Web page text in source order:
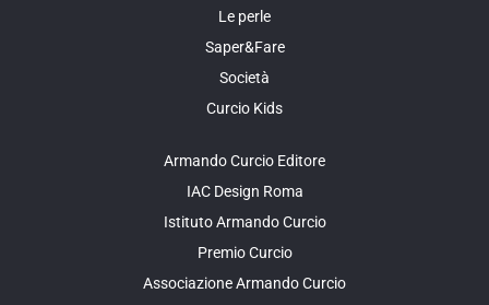
Le perle
Saper&Fare
Società
Curcio Kids
Armando Curcio Editore
IAC Design Roma
Istituto Armando Curcio
Premio Curcio
Associazione Armando Curcio